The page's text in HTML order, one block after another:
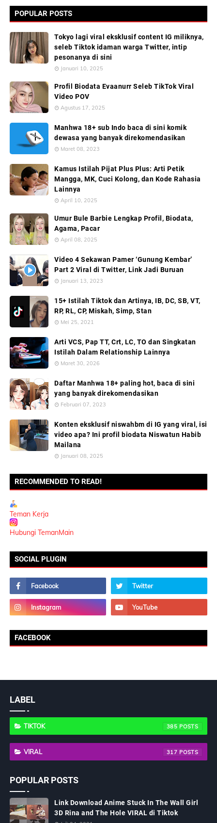
POPULAR POSTS
Tokyo lagi viral eksklusif content IG miliknya,
seleb Tiktok idaman warga Twitter, intip
pesonanya di sini
Januari 10, 2025
Profil Biodata Evaanurr Seleb TikTok Viral
Video POV
Agustus 17, 2025
Manhwa 18+ sub Indo baca di sini komik
dewasa yang banyak direkomendasikan
Maret 08, 2023
Kamus Istilah Pijat Plus Plus: Arti Petik
Mangga, MK, Cuci Kolong, dan Kode Rahasia
Lainnya
April 10, 2025
Umur Bule Barbie Lengkap Profil, Biodata,
Agama, Pacar
April 08, 2025
Video 4 Sekawan Pamer ‘Gunung Kembar’
Part 2 Viral di Twitter, Link Jadi Buruan
Januari 13, 2023
15+ Istilah Tiktok dan Artinya, IB, DC, SB, VT,
RP, RL, CP, Miskah, Simp, Stan
Mei 25, 2021
Arti VCS, Pap TT, Crt, LC, TO dan Singkatan
Istilah Dalam Relationship Lainnya
Maret 30, 2026
Daftar Manhwa 18+ paling hot, baca di sini
yang banyak direkomendasikan
Februari 07, 2023
Konten eksklusif niswahbm di IG yang viral, isi
video apa? Ini profil biodata Niswatun Habib
Mailana
Januari 08, 2025
RECOMMENDED TO READ!
Teman Kerja
Hubungi TemanMain
SOCIAL PLUGIN
FACEBOOK
LABEL
TIKTOK 385
VIRAL 317
POPULAR POSTS
Link Download Anime Stuck In The Wall Girl
3D Rina and The Hole VIRAL di Tiktok